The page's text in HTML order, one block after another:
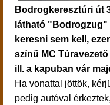
Bodrogkeresztúri út
látható "Bodrogzug"
keresni sem kell,
színű MC
ill. a kapuban vár
Ha vonattal jöttök,
pedig autóval